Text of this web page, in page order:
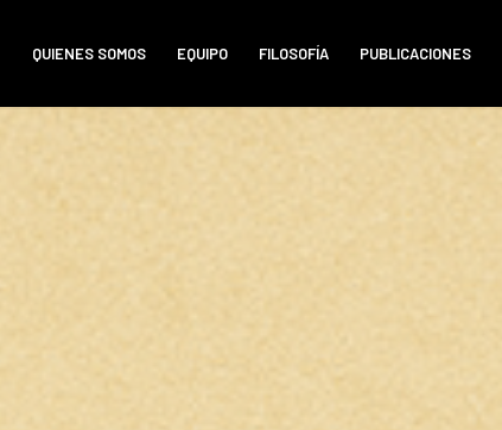
QUIENES SOMOS EQUIPO FILOSOFÍA PUBLICACIONES